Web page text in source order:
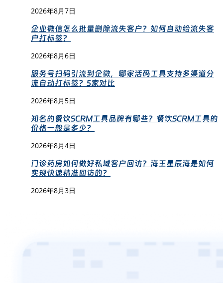
2026年8月7日
企业微信怎么批量删除流失客户？如何自动给流失客
户打标签？
2026年8月6日
服务号扫码引流到企微，哪家活码工具支持多渠道分
流自动打标签？5家对比
2026年8月5日
知名的餐饮SCRM工具品牌有哪些？餐饮SCRM工具的
价格一般是多少？
2026年8月4日
门诊药房如何做好私域客户回访？海王星辰海是如何
实现快速精准回访的？
2026年8月3日